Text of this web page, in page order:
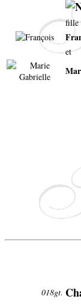
fille
et
018gt.